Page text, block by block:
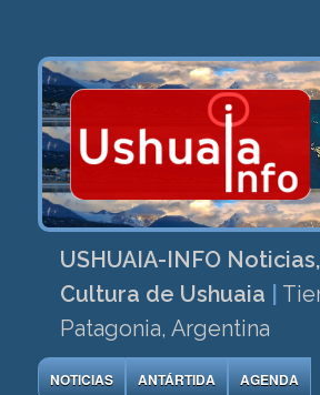
USHUAIA-INFO
Cultura de Ushuaia
Patagonia, Argentina
NOTICIAS ANTÁRTIDA AGENDA